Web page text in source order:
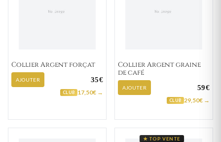
Collier Argent forçat
AJOUTER 35€
CLUB 17,50€ →
Collier Argent graine
de café
AJOUTER 59€
CLUB 29,50€ →
★ TOP VENTE